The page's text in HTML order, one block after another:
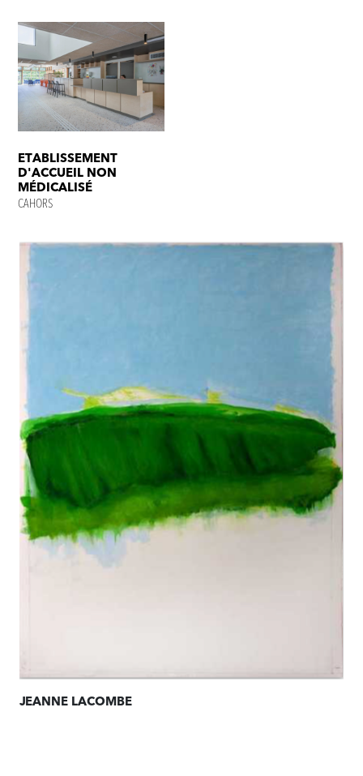
ETABLISSEMENT
D'ACCUEIL NON
MÉDICALISÉ
CAHORS
JEANNE LACOMBE